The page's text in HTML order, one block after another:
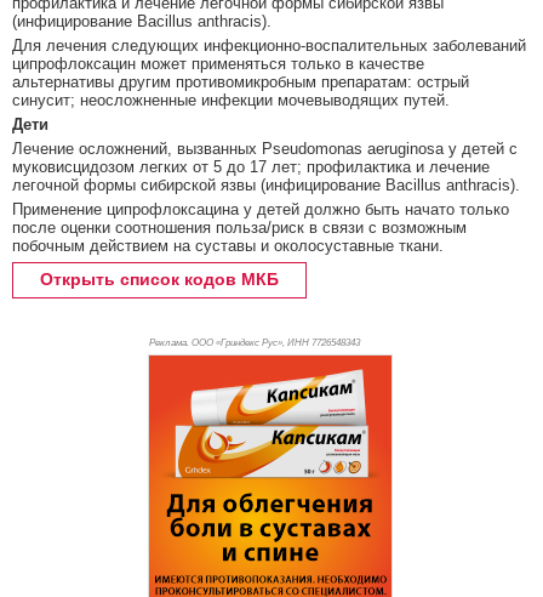
(инфицирование Bacillus anthracis).
Для лечения следующих инфекционно-воспалительных заболеваний
ципрофлоксацин может применяться только в качестве
альтернативы другим противомикробным препаратам: острый
синусит; неосложненные инфекции мочевыводящих путей.
Дети
Лечение осложнений, вызванных Pseudomonas aeruginosa у детей с
муковисцидозом легких от 5 до 17 лет; профилактика и лечение
легочной формы сибирской язвы (инфицирование Bacillus anthracis).
Применение ципрофлоксацина у детей должно быть начато только
после оценки соотношения польза/риск в связи с возможным
побочным действием на суставы и околосуставные ткани.
Открыть список кодов МКБ
Реклама. ООО «Гриндекс Рус», ИНН 7726548343